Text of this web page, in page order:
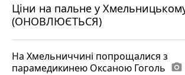
Ціни на пальне у
(ОНОВЛЮЄТЬСЯ)
На Хмельниччині попрощалися з
парамедикинею Оксаною Гоголь photo_camera